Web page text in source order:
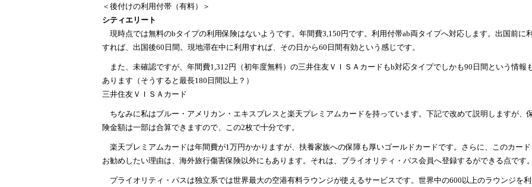
＜後付けの利用付帯（有料）＞
シティエリート
現時点では無料のbタイプの利用保険はないようです。年間費3,150円です。利用付帯ab両タイプへ対応します。出国前に
すれば、出国後60日間。現地滞在中に利用すれば、その日から60日間有効という感じです。
また、未確認ですが、年間費1,312円（初年度無料）の三井住友ＶＩＳＡカードもb対応タイプでしかも90日間という情報
あります（そうすると最長180日間以上？）
三井住友ＶＩＳＡカード
ちなみに私はブルー・アメリカン・エキスプレスと 楽天プレミアムカードを持っています。下記で改めて説明しますが、
険金額は一部は合算できますので、この2枚で十分です。
楽天プレミアムカードは年間費が1万円かかりますが、扶養家族への保障も厚いゴールドカードです。さらに、このカード
お勧めしたい理由は、海外旅行傷害保険以外にもあります。それは、プライオリティ・パス会員へ登録するができる点です。
プライオリティ・パスは独立系では世界最大の空港有料ラウンジが使えるサービスです。世界中の600以上のラウンジを利